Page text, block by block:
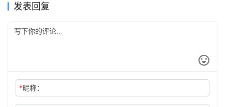
发表回复
*昵称：